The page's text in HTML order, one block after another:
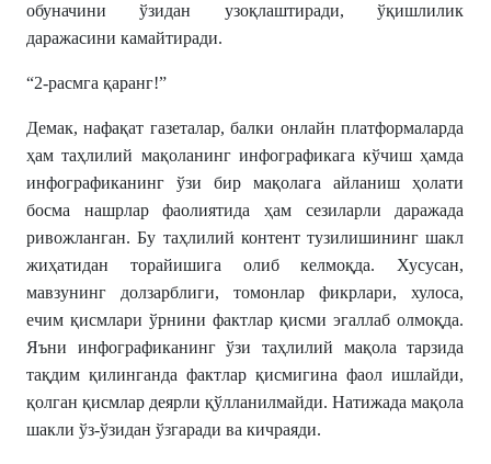
обуначини ўзидан узоқлаштиради, ўқишлилик
даражасини камайтиради.
“2-расмга қаранг!”
Демак, нафақат газеталар, балки онлайн платформаларда
ҳам таҳлилий мақоланинг инфографикага кўчиш ҳамда
инфографиканинг ўзи бир мақолага айланиш ҳолати
босма нашрлар фаолиятида ҳам сезиларли даражада
ривожланган. Бу таҳлилий контент тузилишининг шакл
жиҳатидан торайишига олиб келмоқда. Хусусан,
мавзунинг долзарблиги, томонлар фикрлари, хулоса,
ечим қисмлари ўрнини фактлар қисми эгаллаб олмоқда.
Яъни инфографиканинг ўзи таҳлилий мақола тарзида
тақдим қилинганда фактлар қисмигина фаол ишлайди,
қолган қисмлар деярли қўлланилмайди. Натижада мақола
шакли ўз-ўзидан ўзгаради ва кичраяди.